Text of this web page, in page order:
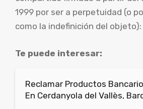
1999 por ser a perpetuidad (o
como la indefinición del objeto):
Te puede interesar:
Reclamar Productos
En Cerdanyola del Vallès,